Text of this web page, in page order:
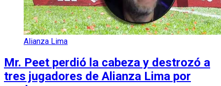
Alianza Lima
Mr. Peet perdió la cabeza y destrozó a
tres jugadores de Alianza Lima por